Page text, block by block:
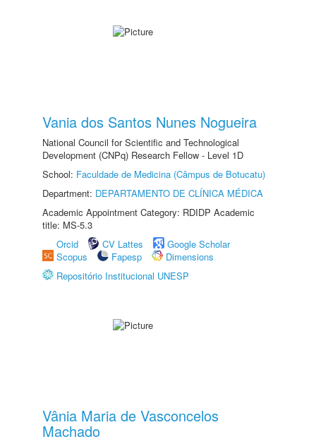
Vania dos Santos Nunes Nogueira
National Council for Scientific and Technological
Development (CNPq) Research Fellow - Level 1D
School: Faculdade de Medicina (Câmpus de Botucatu)
Department: DEPARTAMENTO DE CLÍNICA MÉDICA
Academic Appointment Category: RDIDP Academic
title: MS-5.3
Orcid
CV Lattes
Google Scholar
Scopus
Fapesp
Dimensions
Repositório Institucional UNESP
Vânia Maria de Vasconcelos
Machado